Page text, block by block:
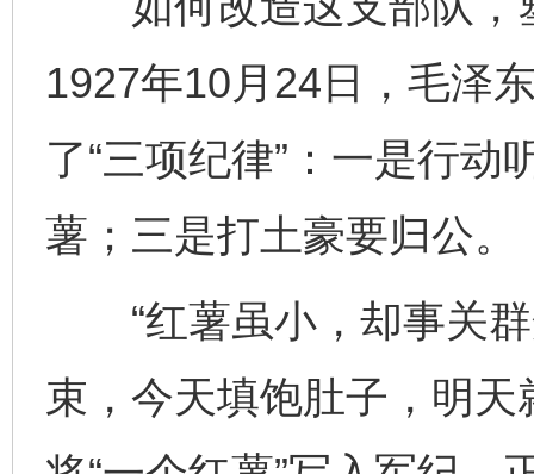
1927年10月24日，毛泽
了“三项纪律”：一是行
薯；三是打土豪要归公。
“红薯虽小，却事关群
束，今天填饱肚子，明